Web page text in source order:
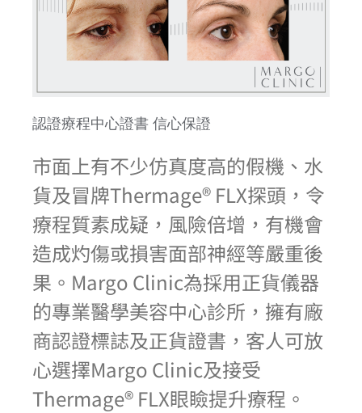
認證療程中心證書 信心保證
市面上有不少仿真度高的假機、水
貨及冒牌Thermage® FLX探頭，令
療程質素成疑，風險倍增，有機會
造成灼傷或損害面部神經等嚴重後
果。Margo Clinic為採用正貨儀器
的專業醫學美容中心診所，擁有廠
商認證標誌及正貨證書，客人可放
心選擇Margo Clinic及接受
Thermage® FLX眼瞼提升療程。